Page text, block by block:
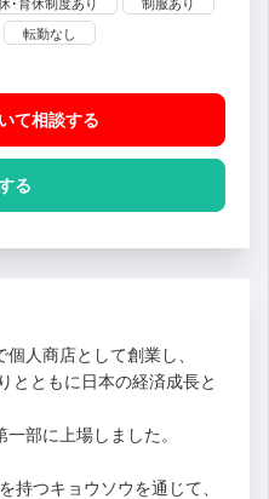
転勤なし
て相談する
る
人商店として創業し、
とともに日本の経済成長と
部に上場しました。
つキョウソウを通じて、